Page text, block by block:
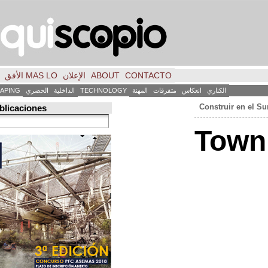
INICIO FILE فكر MAS LO الأفق الإعلان ABOUT
العمارة ART LANDSCAPING الحضري الداخلية TECHNOLOGY المهنة
Búsqueda de publicaciones